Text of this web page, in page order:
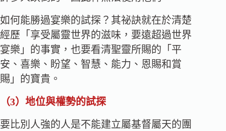
如何能勝過宴樂的試探？其祕訣就在於清楚
經歷「享受屬靈世界的滋味，要遠超過世界
宴樂」的事實，也要看清聖靈所賜的「平
安、喜樂、盼望、智慧、能力、恩賜和賞
賜」的寶貴。
（3） 地位與權勢的試探
要比別人強的人是不能建立屬基督屬天的團